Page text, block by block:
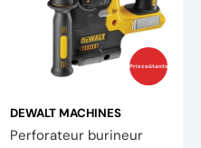
Prix coûtants
DEWALT MACHINES
Perforateur burineur